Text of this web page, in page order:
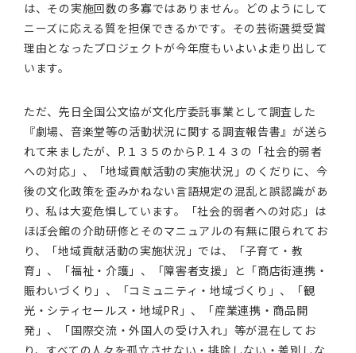
は、その実施回数の多寡ではありません。どのようにして
ニーズに応える質を担保できるかです。その芸術選奨受賞
理由となったプロジェクトが今年度もいよいよ走り出して
います。
ただ、先日全国公文協が文化庁委託事業として調査した
『劇場、音楽堂等の活動状況に関する調査報告書』が送ら
れて来ましたが、P.１３５のからP.１４３の「社会的弱者
への対応」、「地域貢献活動の実施状況」のくだりに、今
後の文化政策を歪みかねない言語規定の混乱と誤認識があ
り、私は大変危惧しています。「社会的弱者への対応」は
ほぼ会館の介助研修とそのマニュアルの有無に限られてお
り、「地域貢献活動の実施状況」では、「子育て・教
育」、「福祉・介護」、「障害者支援」と「商店街連携・
賑わいづくり」、「コミュニティ・地域づくり」、「観
光・シティセールス・地域PR」、「産業連携・商品開
発」、「国際交流・外国人の受け入れ」等が混在してお
り、すべての人々を孤立させない・排除しない・差別しな